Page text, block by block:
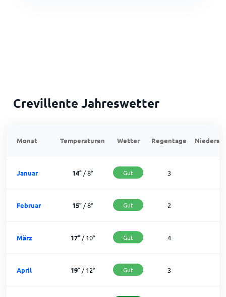
Crevillente Jahreswetter
Monat Temperaturen Wetter Regentage
Januar 14° /8° Gut 3
Februar 15° /8° Gut 2
März 17°/10° Gut 4
April 19°/12° Gut 3